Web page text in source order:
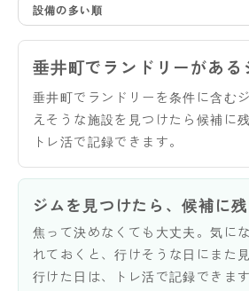
設備の多い順
垂井町でランドリーがある
垂井町でランドリーを条件に含む
えそうな施設を見つけたら候補に
トレ活で記録できます。
ジムを見つけたら、候補に残
焦って決めなくても大丈夫。気に
れておくと、行けそうな日にまた
行けた日は、トレ活で記録できます